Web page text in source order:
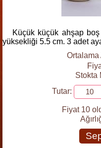
Küçük küçük ahşap
yüksekliği 5.5 cm. 3 adet
Ortalama
Stokta
Tutar:
Fiyat 10